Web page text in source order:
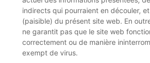
indirects qui pourraient en découler,
(paisible) du présent site web. En
ne garantit pas que le site web
correctement ou de manière
exempt de virus.